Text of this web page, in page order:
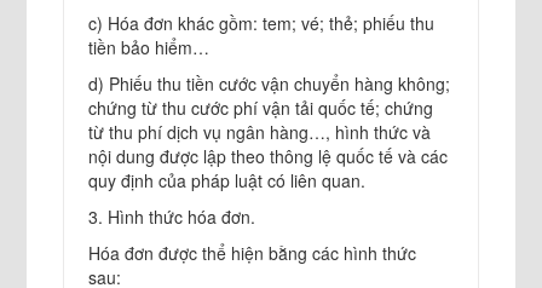
c) Hóa đơn khác gồm: tem; vé; thẻ; phiếu thu
tiền bảo hiểm…
d) Phiếu thu tiền cước vận chuyển hàng không;
chứng từ thu cước phí vận tải quốc tế; chứng
từ thu phí dịch vụ ngân hàng…, hình thức và
nội dung được lập theo thông lệ quốc tế và các
quy định của pháp luật có liên quan.
3. Hình thức hóa đơn.
Hóa đơn được thể hiện bằng các hình thức
sau: